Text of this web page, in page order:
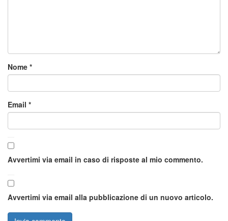
Nome *
Email *
Avvertimi via email in caso di risposte al mio commento.
Avvertimi via email alla pubblicazione di un nuovo articolo.